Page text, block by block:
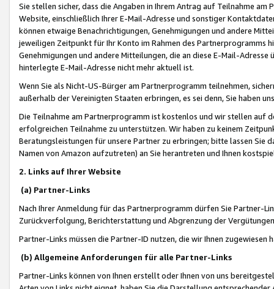
Sie stellen sicher, dass die Angaben in Ihrem Antrag auf Teilnahme
Website, einschließlich Ihrer E-Mail-Adresse und sonstiger
können etwaige Benachrichtigungen, Genehmigungen und andere
jeweiligen Zeitpunkt für Ihr Konto im Rahmen des Partnerprogramms
Genehmigungen und andere Mitteilungen, die an diese E-Mail-
hinterlegte E-Mail-Adresse nicht mehr aktuell ist.
Wenn Sie als Nicht-US-Bürger am Partnerprogramm teilnehmen,
außerhalb der Vereinigten Staaten erbringen, es sei denn, Sie haben
Die Teilnahme am Partnerprogramm ist kostenlos und wir stellen auf
erfolgreichen Teilnahme zu unterstützen. Wir haben zu keinem
Beratungsleistungen für unsere Partner zu erbringen; bitte lassen Sie
Namen von Amazon aufzutreten) an Sie herantreten und Ihnen
2. Links auf Ihrer Website
(a) Partner-Links
Nach Ihrer Anmeldung für das Partnerprogramm dürfen Sie Partner-
Zurückverfolgung, Berichterstattung und Abgrenzung der
Partner-Links müssen die Partner-ID nutzen, die wir Ihnen zugewiesen
(b) Allgemeine Anforderungen für alle Partner-Links
Partner-Links können von Ihnen erstellt oder Ihnen von uns